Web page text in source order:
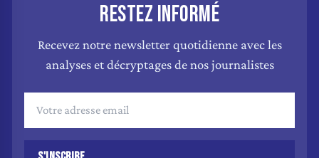
RESTEZ INFORMÉ
Recevez notre newsletter quotidienne avec les
analyses et décryptages de nos journalistes